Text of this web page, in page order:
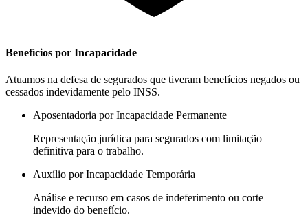
Benefícios por Incapacidade
Atuamos na defesa de segurados que tiveram benefícios negados ou
cessados indevidamente pelo INSS.
Aposentadoria por Incapacidade Permanente
Representação jurídica para segurados com limitação
definitiva para o trabalho.
Auxílio por Incapacidade Temporária
Análise e recurso em casos de indeferimento ou corte
indevido do benefício.